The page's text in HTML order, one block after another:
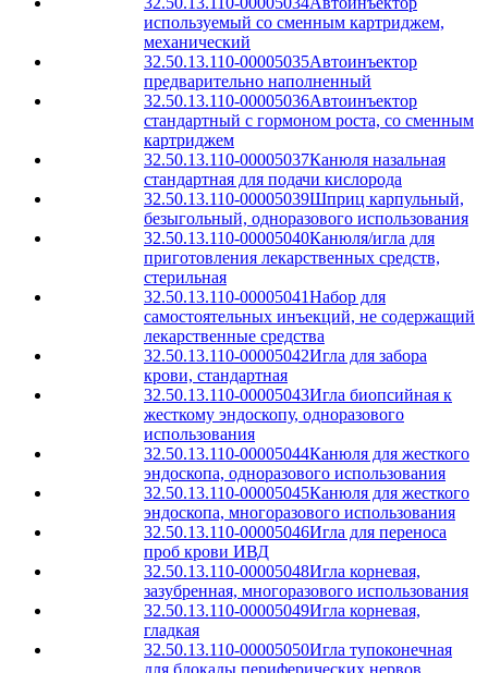
используемый со сменным картриджем,
механический
32.50.13.110-00005035Автоинъектор
предварительно наполненный
32.50.13.110-00005036Автоинъектор
стандартный с гормоном роста, со сменным
картриджем
32.50.13.110-00005037Канюля назальная
стандартная для подачи кислорода
32.50.13.110-00005039Шприц карпульный,
безыгольный, одноразового использования
32.50.13.110-00005040Канюля/игла для
приготовления лекарственных средств,
стерильная
32.50.13.110-00005041Набор для
самостоятельных инъекций, не содержащий
лекарственные средства
32.50.13.110-00005042Игла для забора
крови, стандартная
32.50.13.110-00005043Игла биопсийная к
жесткому эндоскопу, одноразового
использования
32.50.13.110-00005044Канюля для жесткого
эндоскопа, одноразового использования
32.50.13.110-00005045Канюля для жесткого
эндоскопа, многоразового использования
32.50.13.110-00005046Игла для переноса
проб крови ИВД
32.50.13.110-00005048Игла корневая,
зазубренная, многоразового использования
32.50.13.110-00005049Игла корневая,
гладкая
32.50.13.110-00005050Игла тупоконечная
для блокады периферических нервов